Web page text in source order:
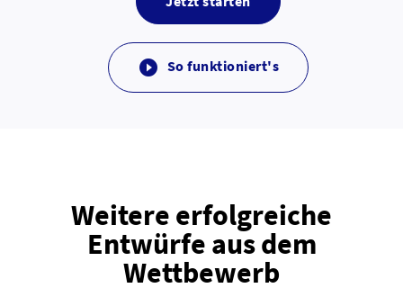
 So funktioniert's
Weitere erfolgreiche
Entwürfe aus dem
Wettbewerb